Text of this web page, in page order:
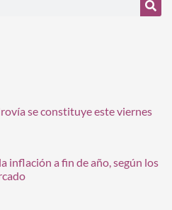
se constituye este viernes
inflación a fin de año, según los